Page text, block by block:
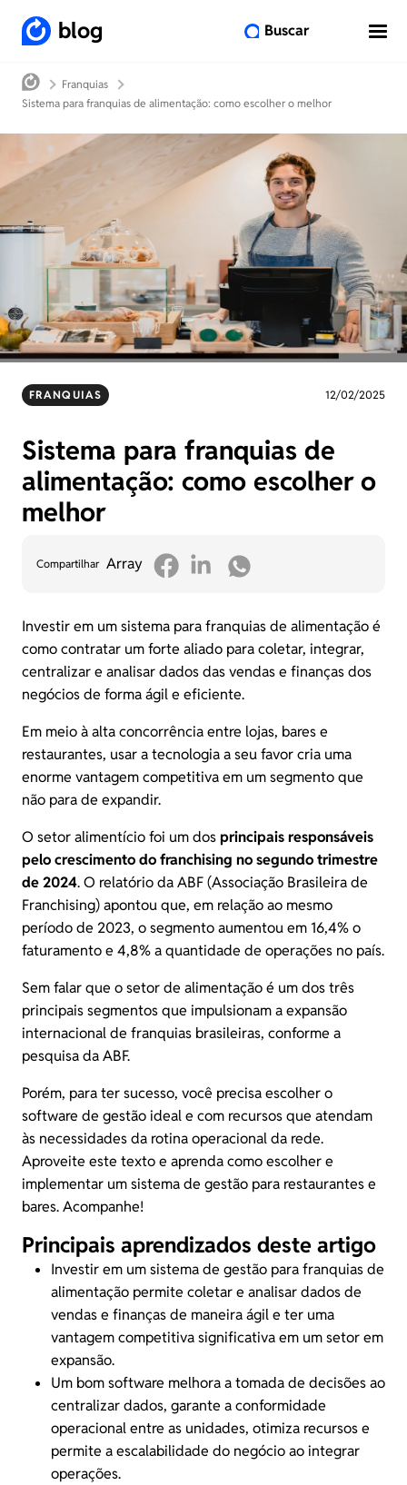
blog Buscar
Franquias
Sistema para franquias de alimentação: como escolher o melhor
FRANQUIAS 12/02/2025
Sistema para franquias de
alimentação: como escolher o
melhor
Compartilhar Array
Investir em um sistema para franquias de alimentação é
como contratar um forte aliado para coletar, integrar,
centralizar e analisar dados das vendas e finanças dos
negócios de forma ágil e eficiente.
Em meio à alta concorrência entre lojas, bares e
restaurantes, usar a tecnologia a seu favor cria uma
enorme vantagem competitiva em um segmento que
não para de expandir.
O setor alimentício foi um dosprincipais responsáveis
pelo crescimento do franchising no segundo trimestre
de 2024. O relatório da ABF(Associação Brasileira de
Franchising) apontou que, em relação ao mesmo
período de 2023, o segmento aumentou em 16,4% o
faturamento e 4,8% a quantidade de operações no país.
Sem falar que o setor de alimentação é um dos três
principais segmentos que impulsionam a expansão
internacional de franquias brasileiras, conforme a
pesquisa da ABF.
Porém, para ter sucesso, você precisa escolher o
software de gestão ideal e com recursos que atendam
às necessidades da rotina operacional da rede.
Aproveite este texto e aprenda como escolher e
implementar um sistema de gestão para restaurantes e
bares. Acompanhe!
Principais aprendizados deste artigo
Investir em umsistema de gestão para franquiasde
alimentação permite coletar e analisar dados de
vendas e finanças de maneira ágil e ter uma
vantagem competitiva significativa em um setor em
expansão.
Um bom software melhora a tomada de decisões ao
centralizar dados, garante a conformidade
operacional entre as unidades, otimiza recursos e
permite aescalabilidade do negócioao integrar
operações.